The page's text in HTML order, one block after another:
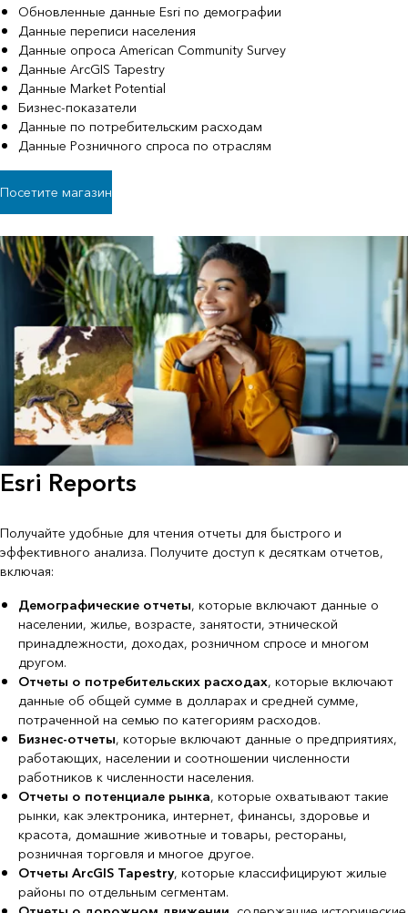
Обновленные данные Esri по демографии
Данные переписи населения
Данные опроса American Community Survey
Данные ArcGIS Tapestry
Данные Market Potential
Бизнес-показатели
Данные по потребительским расходам
Данные Розничного спроса по отраслям
Посетите магазин
Esri Reports
Получайте удобные для чтения отчеты для быстрого и
эффективного анализа. Получите доступ к десяткам отчетов,
включая:
Демографические отчеты, которые включают данные о
населении, жилье, возрасте, занятости, этнической
принадлежности, доходах, розничном спросе и многом
другом.
Отчеты о потребительских расходах, которые включают
данные об общей сумме в долларах и средней сумме,
потраченной на семью по категориям расходов.
Бизнес-отчеты, которые включают данные о предприятиях,
работающих, населении и соотношении численности
работников к численности населения.
Отчеты о потенциале рынка, которые охватывают такие
рынки, как электроника, интернет, финансы, здоровье и
красота, домашние животные и товары, рестораны,
розничная торговля и многое другое.
Отчеты ArcGIS Tapestry, которые классифицируют жилые
районы по отдельным сегментам.